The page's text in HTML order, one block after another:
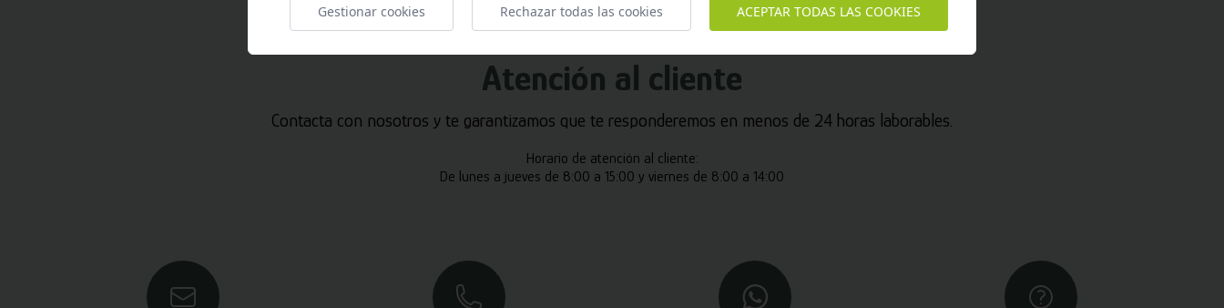
Atención al cliente
Contacta con nosotros y te garantizamos que te responderemos en menos de 24 horas laborables.
Horario de atención al cliente:
De lunes a jueves de 8:00 a 15:00 y viernes de 8:00 a 14:00
Gestionar cookies Rechazar todas las cookies ACEPTAR TODAS LAS COOKIES